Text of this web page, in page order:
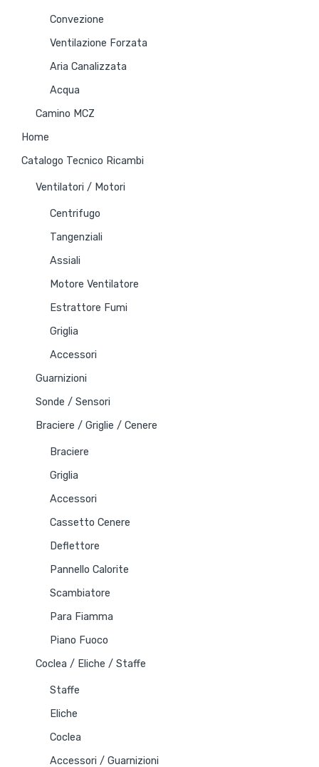
Convezione
Ventilazione Forzata
Aria Canalizzata
Acqua
Camino MCZ
Home
Catalogo Tecnico Ricambi
Ventilatori / Motori
Centrifugo
Tangenziali
Assiali
Motore Ventilatore
Estrattore Fumi
Griglia
Accessori
Guarnizioni
Sonde / Sensori
Braciere / Griglie / Cenere
Braciere
Griglia
Accessori
Cassetto Cenere
Deflettore
Pannello Calorite
Scambiatore
Para Fiamma
Piano Fuoco
Coclea / Eliche / Staffe
Staffe
Eliche
Coclea
Accessori / Guarnizioni